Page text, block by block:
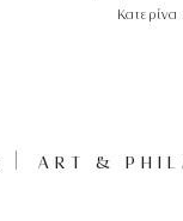
ART &